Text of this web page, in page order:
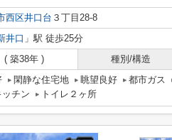
西区井口台 ３丁目28-8
井口 」駅 徒歩25分
( 築38年 ) 種別/構造
閑静な住宅地 眺望良好 都市ガス
チン
トイレ２ヶ所